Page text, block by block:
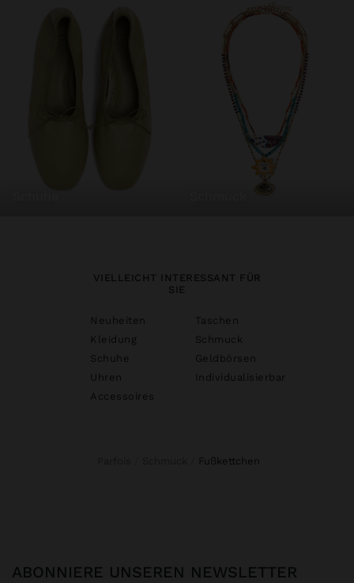
VIELLEICHT INTERESSANT FÜR
SIE
Neuheiten
Taschen
Kleidung
Schmuck
Schuhe
Geldbörsen
Uhren
Individualisierbar
Accessoires
fußkettchen
ABONNIERE UNSEREN NEWSLETTER